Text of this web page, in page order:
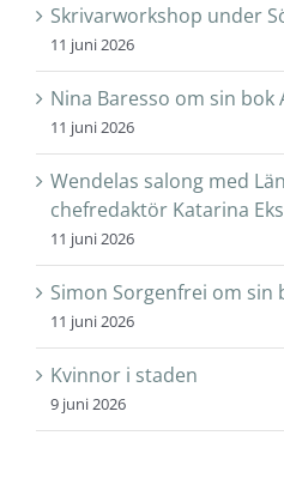
Skrivarworkshop under
11 juni 2026
Nina Baresso om sin bok
11 juni 2026
Wendelas salong med
chefredaktör Katarina
11 juni 2026
Simon Sorgenfrei om sin
11 juni 2026
Kvinnor i staden
9 juni 2026